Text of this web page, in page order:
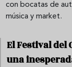
con bocatas de
música y market.
El Festival del
una